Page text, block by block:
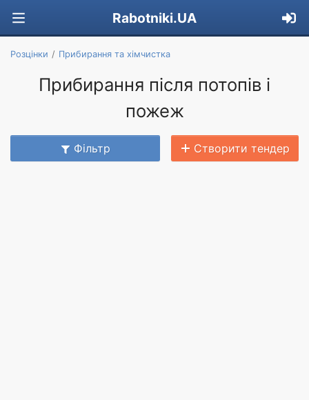
Rabotniki.UA
Розцінки Прибирання та хімчистка
Прибирання після потопів і
пожеж
Фільтр Створити тендер